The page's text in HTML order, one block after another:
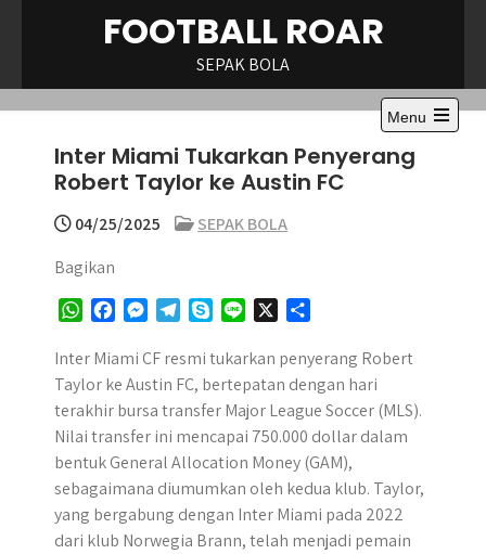
FOOTBALL ROAR
SEPAK BOLA
Menu
Open
Inter Miami Tukarkan Penyerang
Robert Taylor ke Austin FC
04/25/2025
SEPAK BOLA
Bagikan
W
a
t
s
A
p
c
e
b
o
o
s
s
e
n
r
l
e
g
r
a
y
p
e
n
e
a
r
e
Inter Miami CF resmi tukarkan penyerang Robert
Taylor ke Austin FC, bertepatan dengan hari
terakhir bursa transfer Major League Soccer (MLS).
Nilai transfer ini mencapai 750.000 dollar dalam
bentuk General Allocation Money (GAM),
sebagaimana diumumkan oleh kedua klub. Taylor,
yang bergabung dengan Inter Miami pada 2022
dari klub Norwegia Brann, telah menjadi pemain